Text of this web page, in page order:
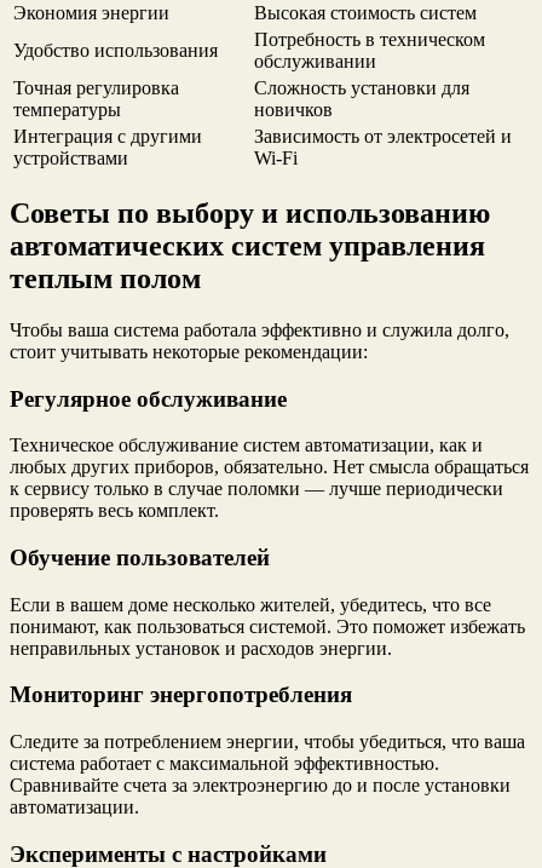
Экономия энергии
Высокая стоимость систем
Удобство использования
Потребность в техническом
обслуживании
Точная регулировка
температуры
Сложность установки для
новичков
Интеграция с другими
устройствами
Зависимость от электросетей и
Wi-Fi
Советы по выбору и использованию
автоматических систем управления
теплым полом
Чтобы ваша система работала эффективно и служила долго,
стоит учитывать некоторые рекомендации:
Регулярное обслуживание
Техническое обслуживание систем автоматизации, как и
любых других приборов, обязательно. Нет смысла обращаться
к сервису только в случае поломки — лучше периодически
проверять весь комплект.
Обучение пользователей
Если в вашем доме несколько жителей, убедитесь, что все
понимают, как пользоваться системой. Это поможет избежать
неправильных установок и расходов энергии.
Мониторинг энергопотребления
Следите за потреблением энергии, чтобы убедиться, что ваша
система работает с максимальной эффективностью.
Сравнивайте счета за электроэнергию до и после установки
автоматизации.
Эксперименты с настройками